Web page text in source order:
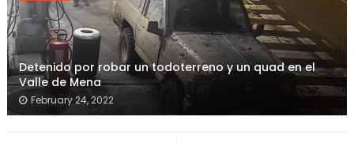
Detenido por robar un todoterreno y un quad en el
Valle de Mena
February 24, 2022